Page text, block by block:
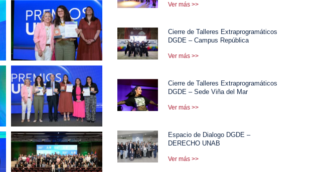
Ver más >>
Cierre de Talleres Extraprogramáticos
DGDE – Campus República
Ver más >>
Cierre de Talleres Extraprogramáticos
DGDE – Sede Viña del Mar
Ver más >>
Espacio de Dialogo DGDE –
DERECHO UNAB
Ver más >>